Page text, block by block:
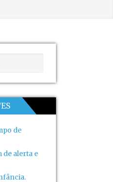
de
de alerta e